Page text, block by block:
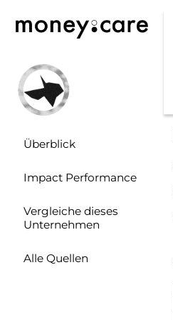
Überblick
Impact Performance
Vergleiche dieses
Unternehmen
Alle Quellen